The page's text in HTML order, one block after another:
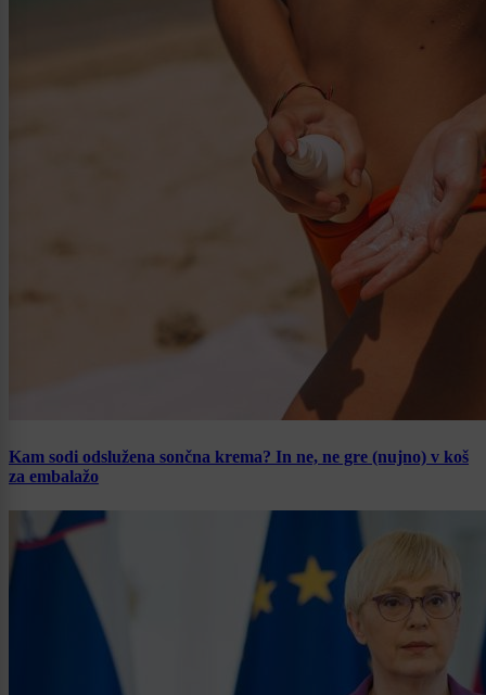
Kam sodi odslužena sončna krema? In ne, ne gre (nujno) v koš
za embalažo